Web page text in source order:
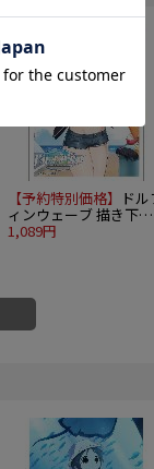
【予約特別価格】 ド
ィンウェーブ 描き下ろ
しスリーブ（咲宮 入
1,089円